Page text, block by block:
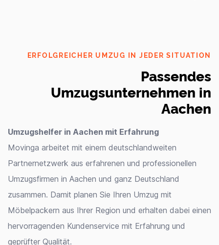
ERFOLGREICHER UMZUG IN JEDER SITUATION
Passendes
Umzugsunternehmen in
Aachen
Umzugshelfer in Aachen mit Erfahrung
Movinga arbeitet mit einem deutschlandweiten
Partnernetzwerk aus erfahrenen und professionellen
Umzugsfirmen in Aachen und ganz Deutschland
zusammen. Damit planen Sie Ihren Umzug mit
Möbelpackern aus Ihrer Region und erhalten dabei einen
hervorragenden Kundenservice mit Erfahrung und
geprüfter Qualität.